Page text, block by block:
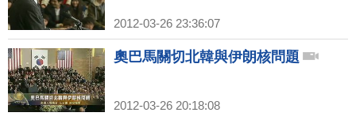
2012-03-26 23:36:07
奧巴馬關切北韓與伊朗核問題
2012-03-26 20:18:08